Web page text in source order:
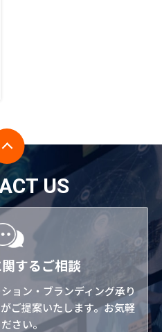
US
するご相談
ョン・ブランディング承り
ご提案いたします。お気軽
さい。